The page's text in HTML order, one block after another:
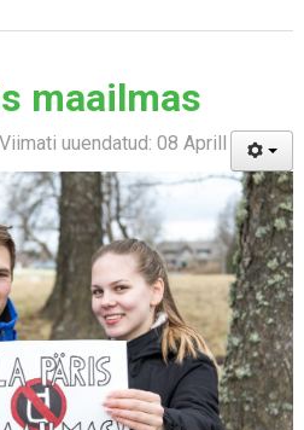
maailmas
Viimati uuendatud: 08 Aprill